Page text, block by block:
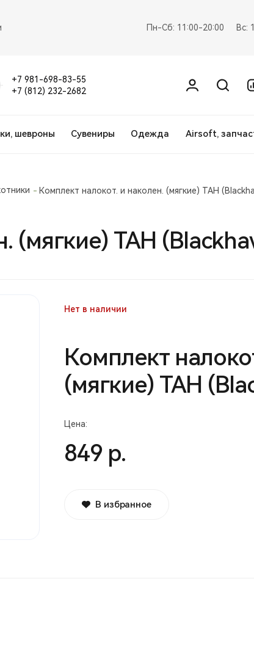
Пн-Сб: 11:00-20:00 Вс:
+7 981-698-83-55
+7 (812) 232-2682
шевроны Сувениры Одежда Airsoft,
Комплект налокот. и наколен. (мягкие) ТАН
(мягкие) ТАН
Нет в наличии
Комплект
(мягкие) ТАН
Цена:
849 р.
В избранное